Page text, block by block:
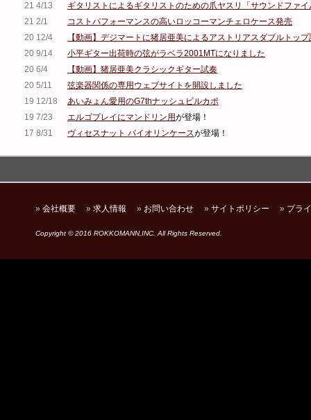
21 4/13
ギタリストによるギタリストのための爪ヤスリ「サウンドファ
21 2/1
コストパフォーマンスの高いロッコーマンチェロケース発売
20 12/4
【動画】デジマートに猪居亜美によるアストリアスダブルトップ
20 9/14
小平ギター出荷時の弦がラベラ2001MTになりました
20 6/4
【動画】猪居亜美クラシックギター試奏
20 5/11
弦楽器関係の専用ウェブサイトを開設しました
19 12/18
あいみょん愛用のG7thナッシュビルカポ
19 7/23
エルゴプレイにマンドリン用が登場！
17 8/31
ヴィセスナット バイオリンケースが登場！
» 会社概要 » 求人情報 » お問い合わせ » サイトポリシー » プラ
Copyright © 2016 ROKKOMANN,INC. All Rights Reserved.